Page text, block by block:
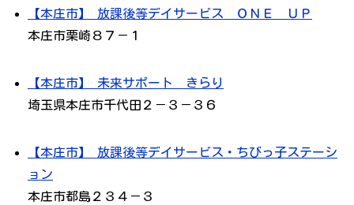
【本庄市】 放課後等デイサービス ＯＮＥ ＵＰ
本庄市栗崎８７－１
【本庄市】 未来サポート きらり
埼玉県本庄市千代田２－３－３６
【本庄市】 放課後等デイサービス・ちびっ子ステーシ
ョン
本庄市都島２３４－３